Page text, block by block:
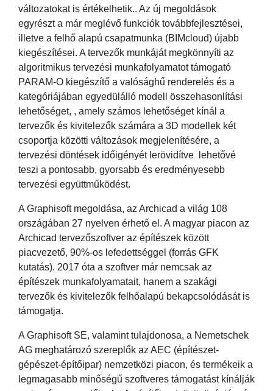
változatokat is értékelhetik.. Az új megoldások
egyrészt a már meglévő funkciók továbbfejlesztései,
illetve a felhő alapú csapatmunka (BIMcloud) újabb
kiegészítései. A tervezők munkáját megkönnyíti az
algoritmikus tervezési munkafolyamatot támogató
PARAM-O kiegészítő a valósághű renderelés és a
kategóriájában egyedülálló modell összehasonlítási
lehetőséget, , amely számos lehetőséget kínál a
tervezők és kivitelezők számára a 3D modellek két
csoportja közötti változások megjelenítésére, a
tervezési döntések időigényét lerövidítve lehetővé
teszi a pontosabb, gyorsabb és eredményesebb
tervezési együttműködést.
A Graphisoft megoldása, az Archicad a világ 108
országában 27 nyelven érhető el. A magyar piacon az
Archicad tervezőszoftver az építészek között
piacvezető, 90%-os lefedettséggel (forrás GFK
kutatás). 2017 óta a szoftver már nemcsak az
építészek munkafolyamatait, hanem a szakági
tervezők és kivitelezők felhőalapú bekapcsolódását is
támogatja.
A Graphisoft SE, valamint tulajdonosa, a Nemetschek
AG meghatározó szereplők az AEC (építészet-
gépészet-építőipar) nemzetközi piacon, és termékeik a
legmagasabb minőségű szoftveres támogatást kínálják